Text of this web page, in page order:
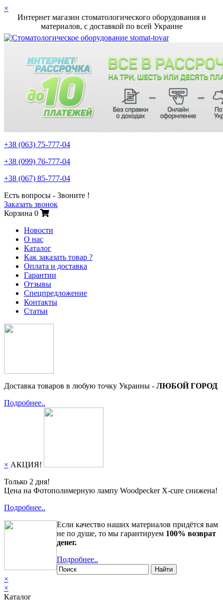
×
Интернет магазин стоматологического оборудования и
материалов, c доставкой по всей Украине
+38 (063) 75-777-04
+38 (099) 76-777-04
+38 (067) 85-777-04
Есть вопросы - Звоните !
Заказать звонок
Корзина 0
Новости
О нас
Каталог
Как заказать товар ?
Оплата и доставка
Гарантии
Отзывы
Спецпредложение
Контакты
Статьи
Доставка товаров в любую точку Украины - ЛЮБОЙ ГОРОД
Подробнее..
× АКЦИЯ!
Только 2 дня!
Цена на Фотополимерную лампу Woodpecker X-cure снижена!
Подробнее..
Если качество наших материалов придётся вам
не по душе, то мы гарантируем 100% возврат
денег.
Подробнее..
Найти
×
×
Каталог